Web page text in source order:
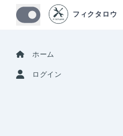
ホーム
ログイン
フィクタロウ